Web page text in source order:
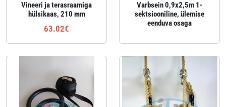
Vineeri ja terasraamiga
hülsikaas, 210 mm
63.02€
Varbsein 0,9x2,5m 1-
sektsiooniline, ülemise
eenduva osaga